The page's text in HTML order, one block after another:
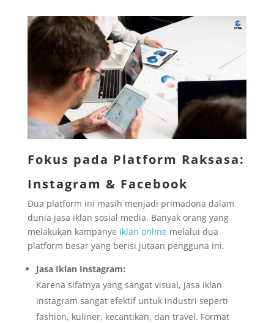
Fokus pada Platform Raksasa:
Instagram & Facebook
Dua platform ini masih menjadi primadona dalam
dunia jasa iklan sosial media. Banyak orang yang
melakukan kampanye iklan onlinemelalui dua
platform besar yang berisi jutaan pengguna ini.
Jasa Iklan Instagram:
Karena sifatnya yang sangat visual, jasa iklan
instagram sangat efektif untuk industri seperti
fashion, kuliner, kecantikan, dan travel. Format